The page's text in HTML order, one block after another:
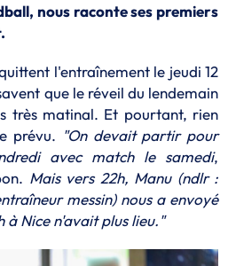
nous raconte ses premiers
l'entraînement le jeudi 12
que le réveil du lendemain
très matinal. Et pourtant, rien
prévu. "On devait partir pour
avec match le samedi,
Mais vers 22h, Manu (ndlr :
messin) nous a envoyé
à Nice n'avait plus lieu."